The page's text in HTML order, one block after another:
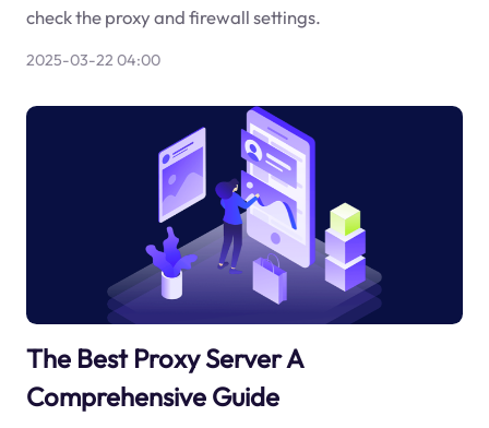
check the proxy and firewall settings.
2025-03-22 04:00
The Best Proxy Server A
Comprehensive Guide